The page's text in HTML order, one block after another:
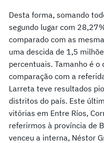
Desta forma, somando
segundo lugar com
comparado com as
uma descida de 1,5
percentuais. Tamanho é
comparação com a
Larreta teve resultados
distritos do país. Este
vitórias em Entre Ríos,
referirmos à província de
venceu a interna, Néstor